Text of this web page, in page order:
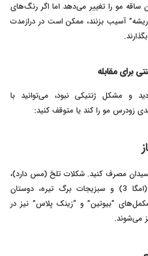
مو را تغییر می‌دهد اما اگر رنگ‌های
آسیب بزنند، ممکن است در درازمدت
مقابله
و مشکل ژنتیکی نبود، می‌توانید با
مو را کند یا متوقف کنید:
مصرف کنید. شکلات تلخ (مس دارد)،
گردو، ماهی سالمون (امگا 3) و سبزیجات برگ تیره، دوستان
“بیوتین” و “زینک پلاس” نیز در